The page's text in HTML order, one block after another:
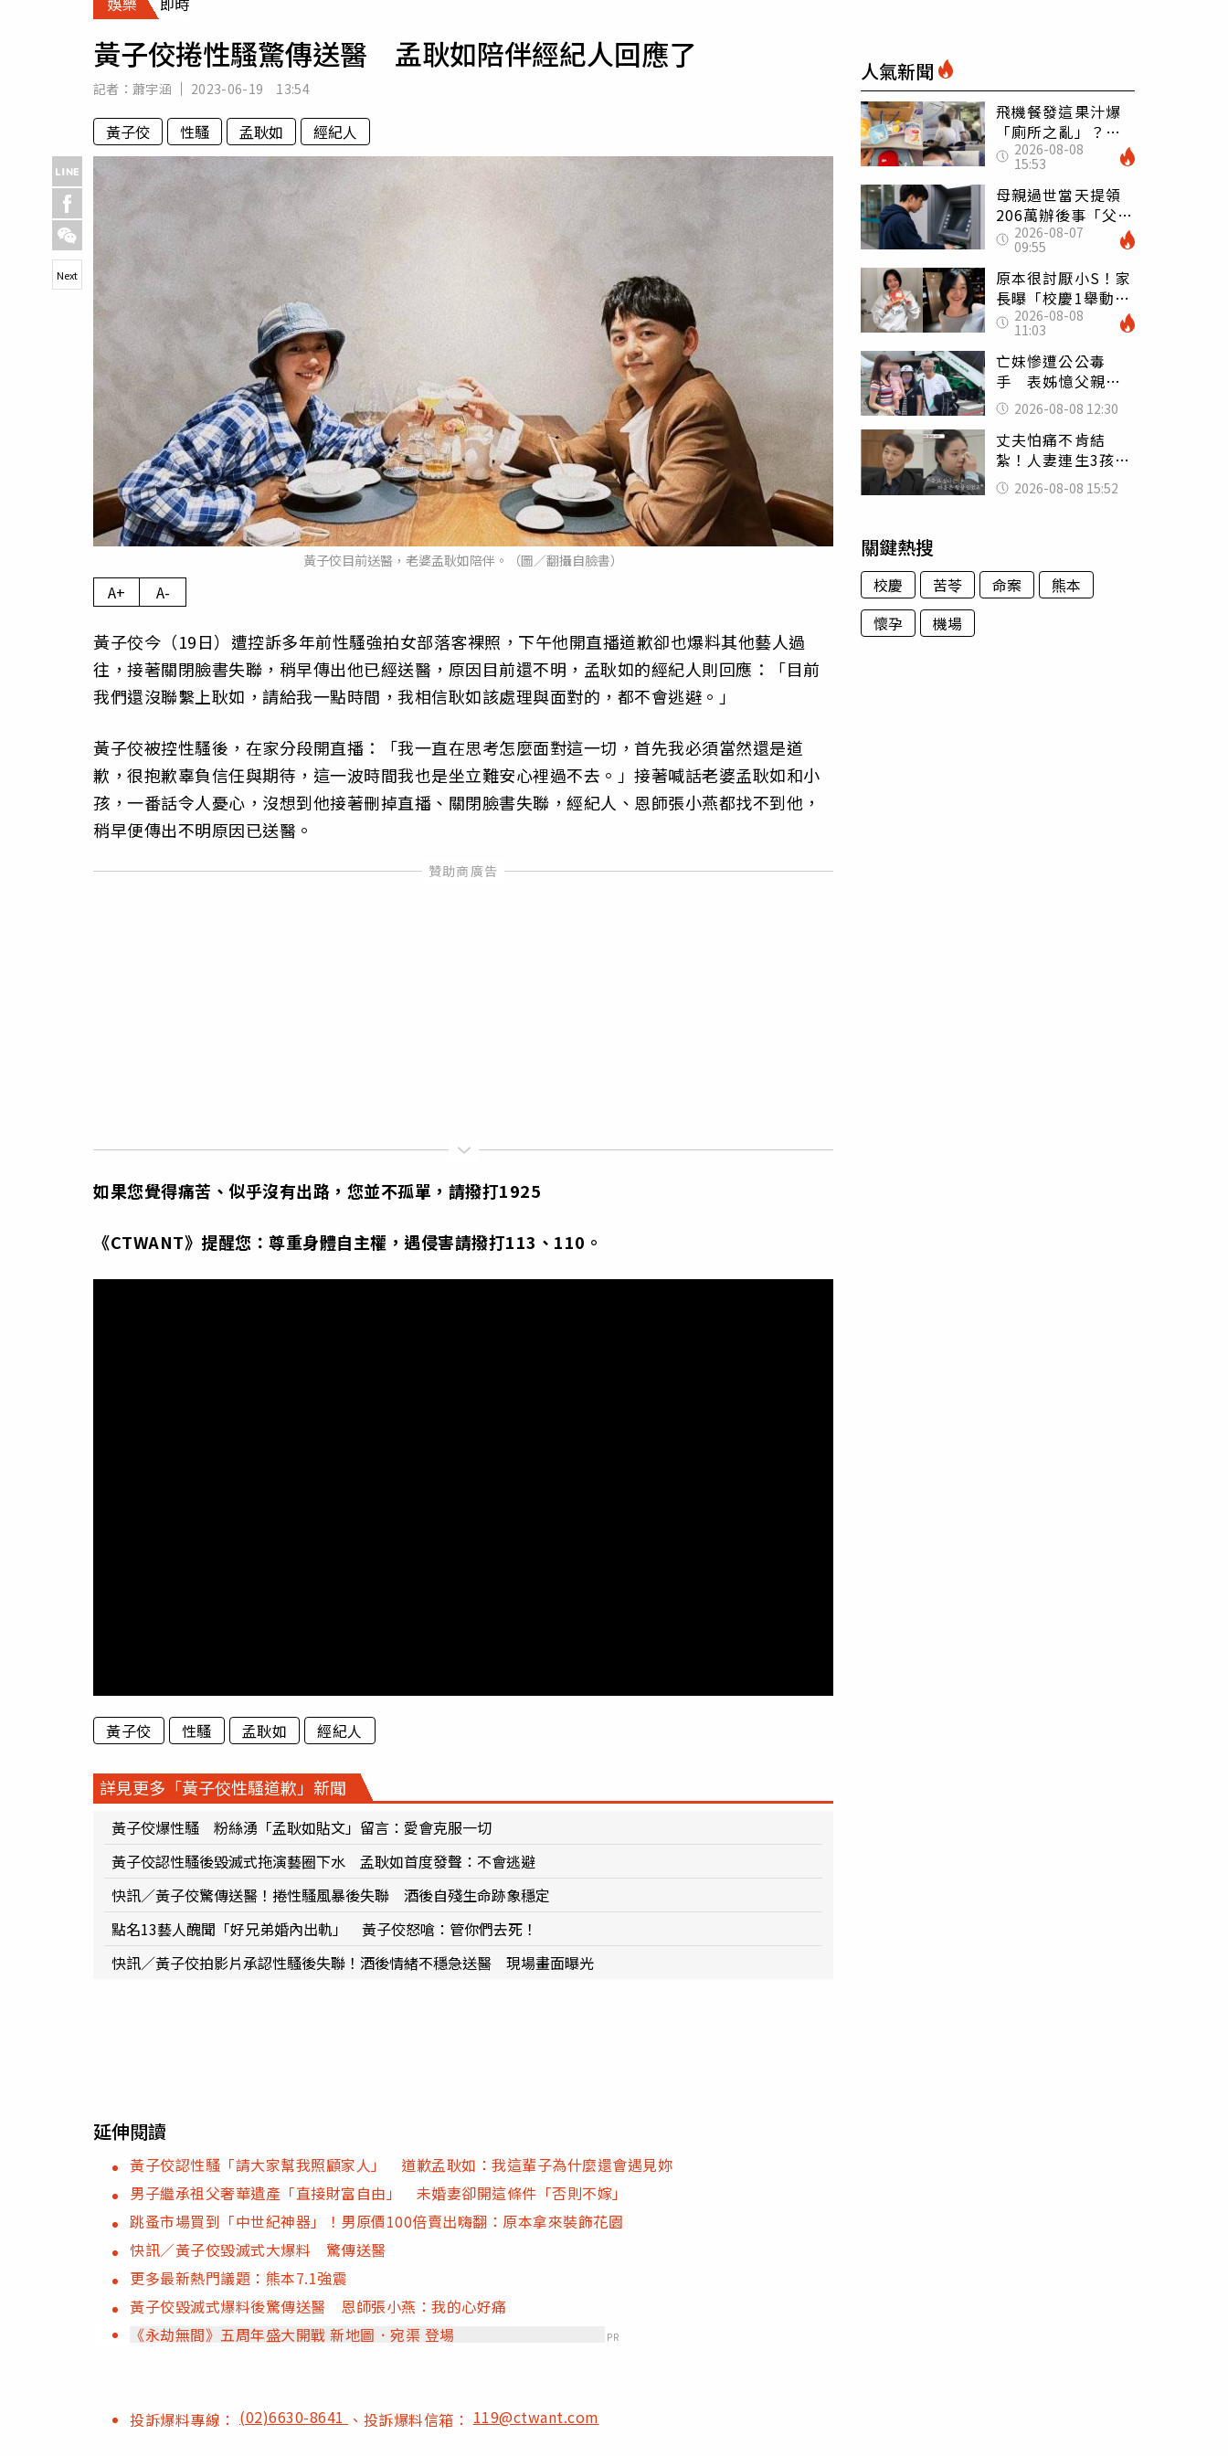
專欄
房產新勢力
運勢
黃子佼捲性騷驚傳送醫 孟耿如陪伴經紀人回應了
記者： 蕭宇涵 2023-06-19 13:54
黃子佼 性騷 孟耿如 經紀人
黃子佼目前送醫，老婆孟耿如陪伴。（圖／翻攝自臉書）
Next
A+ A-
黃子佼今（19日）遭控訴多年前性騷強拍女部落客裸照，下午他開直播道歉卻也爆料其他藝人過
往，接著關閉臉書失聯，稍早傳出他已經送醫，原因目前還不明，孟耿如的經紀人則回應：「目前
我們還沒聯繫上耿如，請給我一點時間，我相信耿如該處理與面對的，都不會逃避。」
黃子佼被控性騷後，在家分段開直播：「我一直在思考怎麼面對這一切，首先我必須當然還是道
歉，很抱歉辜負信任與期待，這一波時間我也是坐立難安心裡過不去。」接著喊話老婆孟耿如和小
孩，一番話令人憂心，沒想到他接著刪掉直播、關閉臉書失聯，經紀人、恩師張小燕都找不到他，
稍早便傳出不明原因已送醫。
如果您覺得痛苦、似乎沒有出路，您並不孤單，請撥打1925
《CTWANT》提醒您：尊重身體自主權，遇侵害請撥打113、110。
黃子佼 性騷 孟耿如 經紀人
詳見更多「黃子佼性騷道歉」新聞
黃子佼爆性騷 粉絲湧「孟耿如貼文」留言：愛會克服一切
黃子佼認性騷後毀滅式拖演藝圈下水 孟耿如首度發聲：不會逃避
快訊／黃子佼驚傳送醫！捲性騷風暴後失聯 酒後自殘生命跡象穩定
點名13藝人醜聞「好兄弟婚內出軌」 黃子佼怒嗆：管你們去死！
快訊／黃子佼拍影片承認性騷後失聯！酒後情緒不穩急送醫 現場畫面曝光
延伸閱讀
黃子佼認性騷「請大家幫我照顧家人」 道歉孟耿如：我這輩子為什麼還會遇見妳
男子繼承祖父奢華遺產「直接財富自由」 未婚妻卻開這條件「否則不嫁」
跳蚤市場買到「中世紀神器」！男原價100倍賣出嗨翻：原本拿來裝飾花園
快訊／黃子佼毀滅式大爆料 驚傳送醫
更多最新熱門議題：熊本7.1強震
黃子佼毀滅式爆料後驚傳送醫 恩師張小燕：我的心好痛
《永劫無間》五周年盛大開戰 新地圖．宛渠 登場
PR
投訴爆料專線： (02)6630-8641 、投訴爆料信箱：119@ctwant.com
人氣新聞
飛機餐發這果汁爆
「廁所之亂」？乘
客崩潰：差點丟大
臉 醫揭3類人別亂
喝
2026-08-08
15:53
母親過世當天提領
206萬辦後事「父子
遭判刑」 律師：
搶錢先下手是罪
2026-08-07
09:55
原本很討厭小S！家
長曝「校慶1舉動」
讓她徹底改觀 網
友洗版認證
2026-08-08
11:03
亡妹慘遭公公毒
手 表姊憶父親節
前夕：小舅舅仍到
殯儀館陪她說話
2026-08-08 12:30
丈夫怕痛不肯結
紮！人妻連生3孩
控遭家暴淚喊：真
的好累
2026-08-08 15:52
關鍵熱搜
校慶 苦苓 命案
熊本
懷孕
機場